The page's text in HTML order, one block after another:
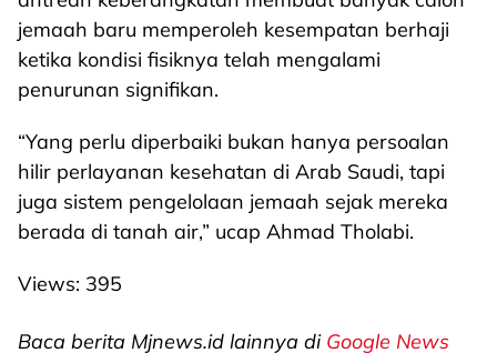
jemaah baru memperoleh kesempatan berhaji
ketika kondisi fisiknya telah mengalami
penurunan signifikan.
“Yang perlu diperbaiki bukan hanya persoalan
hilir perlayanan kesehatan di Arab Saudi, tapi
juga sistem pengelolaan jemaah sejak mereka
berada di tanah air,” ucap Ahmad Tholabi.
Views: 395
Baca berita Mjnews.id lainnya di Google News